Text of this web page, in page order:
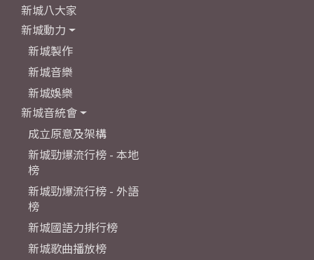
新城八大家
新城動力
新城製作
新城音樂
新城娛樂
新城音統會
成立原意及架構
新城勁爆流行榜 - 本地
榜
新城勁爆流行榜 - 外語
榜
新城國語力排行榜
新城歌曲播放榜